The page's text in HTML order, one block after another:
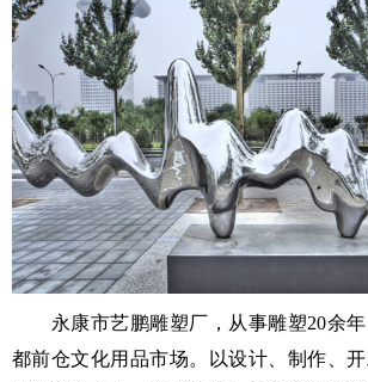
永康市艺鹏雕塑厂，从事雕塑20余年
都前仓文化用品市场。以设计、制作、